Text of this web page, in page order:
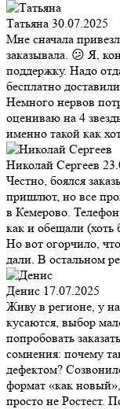
Татьяна 30.07.2025
Мне сначала
заказывала. 😕 Я,
поддержку. Надо
бесплатно
Немного нервов
оцениваю на 4
именно такой как
Николай Сергеев
Честно, боялся
пришлют, но все
в Кемерово.
как и обещали (хоть
Но вот огорчило,
дали. В остальном
Денис 17.07.2025
Живу в регионе, у
кусаются, выбор
попробовать
сомнения: почему
дефектом?
формат «как новый»,
просто не Ростест.